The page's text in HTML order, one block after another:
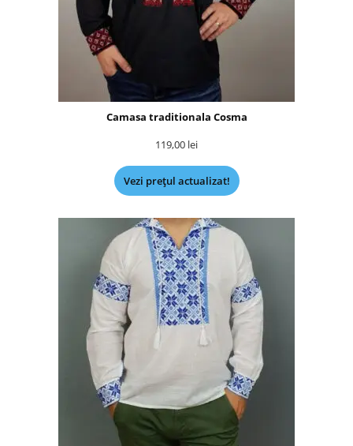
Camasa traditionala Cosma
119,00 lei
Vezi prețul actualizat!